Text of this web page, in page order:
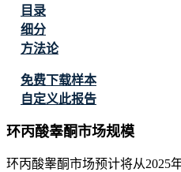
目录
细分
方法论
免费下载样本
自定义此报告
环丙酸睾酮市场规模
环丙酸睾酮市场预计将从2025